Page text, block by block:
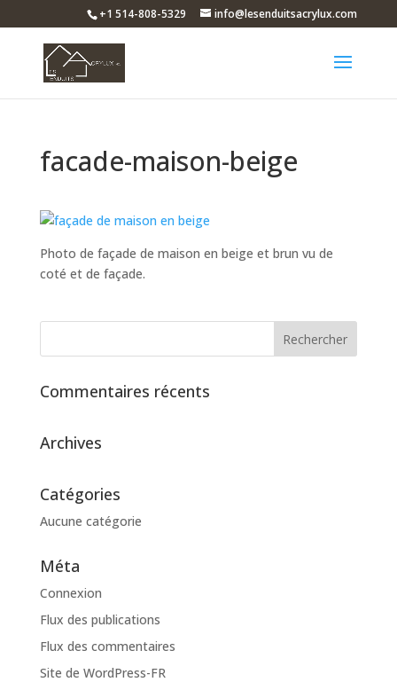
+1 514-808-5329 info@lesenduitsacrylux.com
facade-maison-beige
Photo de façade de maison en beige et brun vu de
coté et de façade.
Commentaires récents
Archives
Catégories
Aucune catégorie
Méta
Connexion
Flux des publications
Flux des commentaires
Site de WordPress-FR